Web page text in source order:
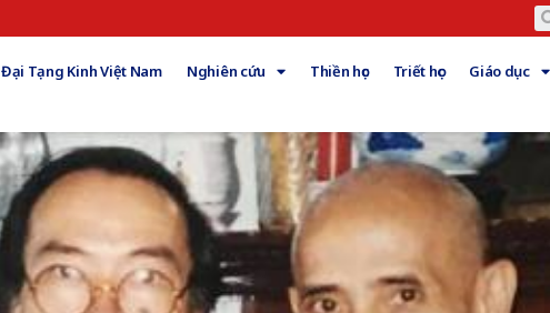
Đại Tạng Kinh Việt Nam Nghiên cứu Thiền học Triết học Giáo dục